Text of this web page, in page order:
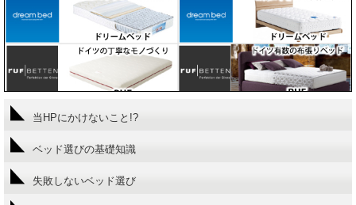
当HPにかけないこと!?
ベッド選びの基礎知識
失敗しないベッド選び